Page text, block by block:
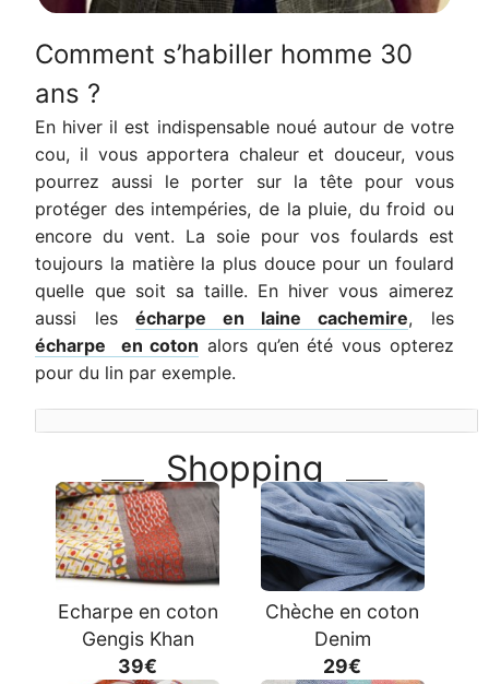
Comment s’habiller homme 30
ans ?
En hiver il est indispensable noué autour de votre
cou, il vous apportera chaleur et douceur, vous
pourrez aussi le porter sur la tête pour vous
protéger des intempéries, de la pluie, du froid ou
encore du vent. La soie pour vos foulards est
toujours la matière la plus douce pour un foulard
quelle que soit sa taille. En hiver vous aimerez
aussi les écharpe en laine cachemire, les
écharpe en coton alors qu’en été vous opterez
pour du lin par exemple.
Shopping
Echarpe en coton
Gengis Khan
39€
Chèche en coton
Denim
29€